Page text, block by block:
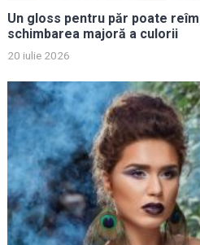
Un gloss pentru păr poate
schimbarea majoră a culorii
20 iulie 2026